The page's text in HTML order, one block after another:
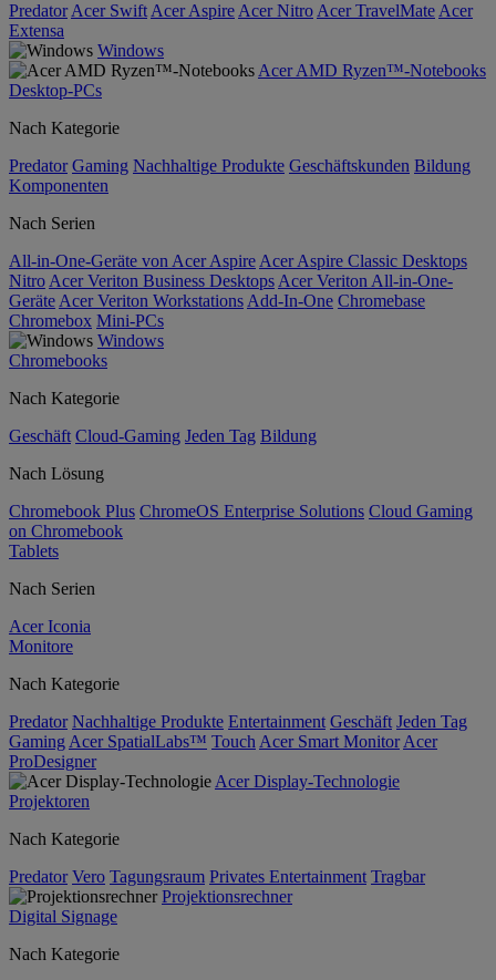
Predator Acer Swift Acer Aspire Acer Nitro Acer TravelMate Acer
Extensa
Windows
Acer AMD Ryzen™-Notebooks
Desktop-PCs
Nach Kategorie
Predator Gaming Nachhaltige Produkte Geschäftskunden Bildung
Komponenten
Nach Serien
All-in-One-Geräte von Acer Aspire Acer Aspire Classic Desktops
Nitro Acer Veriton Business Desktops Acer Veriton All-in-One-
Geräte Acer Veriton Workstations Add-In-One Chromebase
Chromebox Mini-PCs
Windows
Chromebooks
Nach Kategorie
Geschäft Cloud-Gaming Jeden Tag Bildung
Nach Lösung
Chromebook Plus ChromeOS Enterprise Solutions Cloud Gaming
on Chromebook
Tablets
Nach Serien
Acer Iconia
Monitore
Nach Kategorie
Predator Nachhaltige Produkte Entertainment Geschäft Jeden Tag
Gaming Acer SpatialLabs™ Touch Acer Smart Monitor Acer
ProDesigner
Acer Display-Technologie
Projektoren
Nach Kategorie
Predator Vero Tagungsraum Privates Entertainment Tragbar
Projektionsrechner
Digital Signage
Nach Kategorie